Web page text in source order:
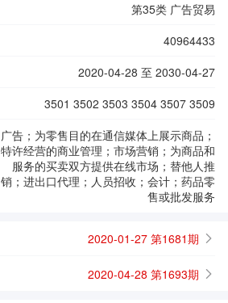
第35类 广告贸易
40964433
2020-04-28 至 2030-04-27
3501 3502 3503 3504 3507 3509
广告；为零售目的在通信媒体上展示商品；
特许经营的商业管理；市场营销；为商品和
服务的买卖双方提供在线市场；替他人推
销；进出口代理；人员招收；会计；药品零
售或批发服务
2020-01-27 第1681期
2020-04-28 第1693期